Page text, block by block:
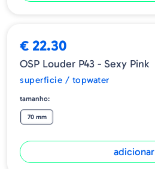
€ 22.30
OSP Louder P43 - Sexy Pink
superficie / topwater
tamanho:
70 mm
adicionar